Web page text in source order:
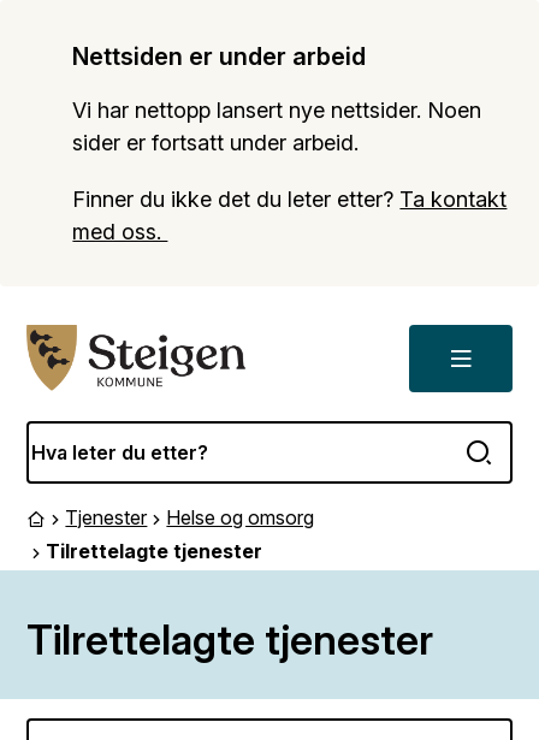
Nettsiden er under arbeid
Vi har nettopp lansert nye nettsider. Noen
sider er fortsatt under arbeid.
Finner du ikke det du leter etter? Ta kontakt
med oss.
Meny
Du er her:
Forside
Tjenester
Helse og omsorg
Tilrettelagte tjenester
Tilrettelagte tjenester